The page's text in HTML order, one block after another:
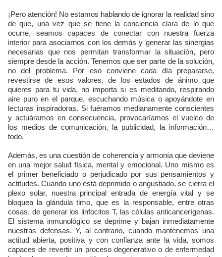
¡Pero atención! No estamos hablando de ignorar la realidad sino
de que, una vez que se tiene la conciencia clara de lo que
ocurre, seamos capaces de conectar con nuestra fuerza
interior para asociarnos con los demás y generar las sinergias
necesarias que nos permitan transformar la situación, pero
siempre desde la acción. Tenemos que ser parte de la solución,
no del problema. Por eso conviene cada día prepararse,
revestirse de esos valores, de los estados de ánimo que
quieres para tu vida, no importa si es meditando, respirando
aire puro en el parque, escuchando música o apoyándote en
lecturas inspiradoras. Si fuéramos medianamente conscientes
y actuáramos en consecuencia, provocaríamos el vuelco de
los medios de comunicación, la publicidad, la información…
todo.
Además, es una cuestión de coherencia y armonía que deviene
en una mejor salud física, mental y emocional. Uno mismo es
el primer beneficiado o perjudicado por sus pensamientos y
actitudes. Cuando uno está deprimido o angustiado, se cierra el
plexo solar, nuestra principal entrada de energía vital y se
bloquea la glándula timo, que es la responsable, entre otras
cosas, de generar los linfocitos T, las células anticancerígenas.
El sistema inmunológico se deprime y bajan inmediatamente
nuestras defensas. Y, al contrario, cuando mantenemos una
actitud abierta, positiva y con confianza ante la vida, somos
capaces de revertir un proceso degenerativo o de enfermedad